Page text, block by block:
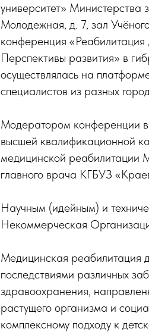
университет» Министерства
Молодежная, д. 7, зал
конференция
Перспективы развития» в
осуществлялась на
специалистов из разных
Модератором конференции
высшей квалификационной
медицинской реабилитации
главного врача КГБУЗ
Научным (идейным) и
Некоммерческая
Медицинская реабилитация
последствиями различных
здравоохранения,
растущего организма и
комплексному подходу к